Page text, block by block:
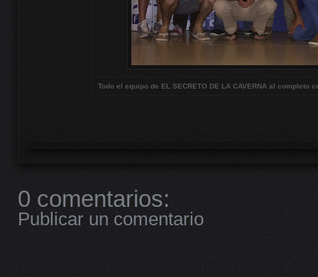
Todo el equipo de EL SECRETO DE LA CAVERNA al completo
0 comentarios:
Publicar un comentario